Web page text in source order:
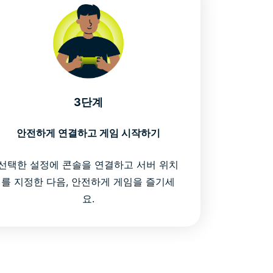
3단계
안전하게 연결하고 게임 시작하기
택한 설정에 콘솔을 연결하고 서버 위치
를 지정한 다음, 안전하게 게임을 즐기세
요.